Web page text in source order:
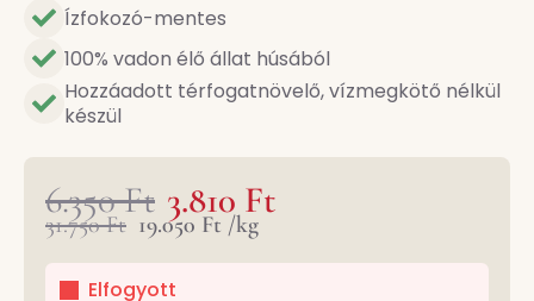
Ízfokozó-mentes
100% vadon élő állat húsából
Hozzáadott térfogatnövelő, vízmegkötő nélkül
készül
6.350Ft
Original3.810 Ft
Current
Original
was:
Current
is:
31.750Ft 19.050 Ft /kg
Elfogyott